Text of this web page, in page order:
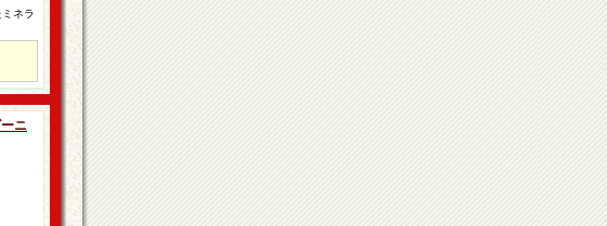
ネラ
ニ